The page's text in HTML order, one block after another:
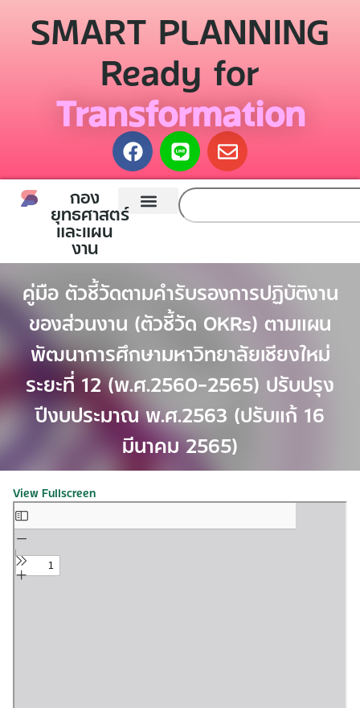
SMART PLANNING
Ready for
Transformation
กอง
ยุทธศาสตร์
และแผน
งาน
คู่มือ ตัวชี้วัดตามคำรับรองการปฏิบัติงาน
ของส่วนงาน (ตัวชี้วัด OKRs) ตามแผน
พัฒนาการศึกษามหาวิทยาลัยเชียงใหม่
ระยะที่ 12 (พ.ศ.2560-2565) ปรับปรุง
ปีงบประมาณ พ.ศ.2563 (ปรับแก้ 16
มีนาคม 2565)
View Fullscreen